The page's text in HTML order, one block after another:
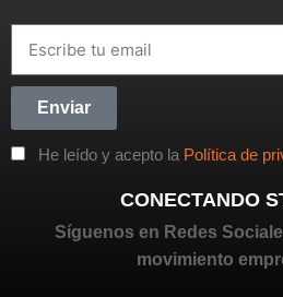
He leído y acepto la Política de
Enviar
CONECTANDO
Síguenos en Redes
movimiento